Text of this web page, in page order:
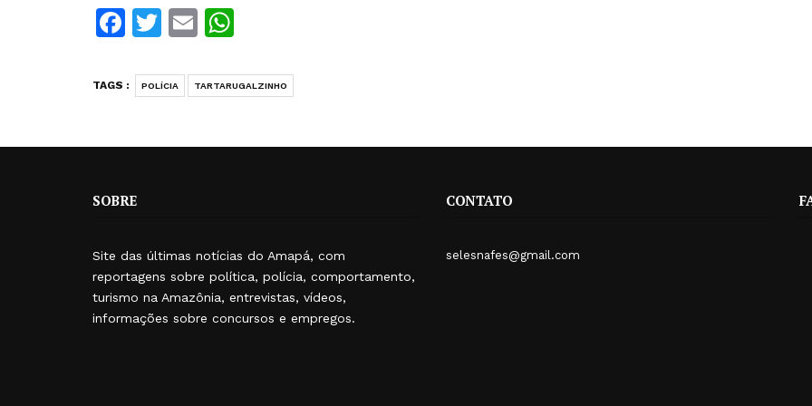
Facebook
Twitter
Email
TAGS : POLÍCIA TARTARUGALZINHO
SOBRE
Site das últimas notícias do Amapá, com
reportagens sobre política, polícia, comportamento,
turismo na Amazônia, entrevistas, vídeos,
informações sobre concursos e empregos.
CONTATO
selesnafes@gmail.com